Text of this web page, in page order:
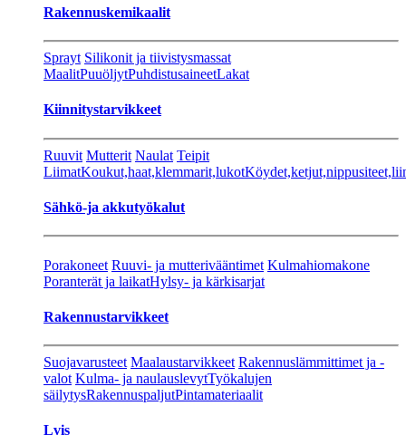
Rakennuskemikaalit
Sprayt Silikonit ja tiivistysmassat
MaalitPuuöljytPuhdistusaineetLakat
Kiinnitystarvikkeet
Ruuvit Mutterit Naulat Teipit
LiimatKoukut,haat,klemmarit,lukot
Sähkö-ja akkutyökalut
Porakoneet Ruuvi- ja mutterivääntimet Kulmahiomakone
Poranterät ja laikatHylsy- ja kärkisarjat
Rakennustarvikkeet
Suojavarusteet Maalaustarvikkeet Rakennuslämmittimet ja -
valot Kulma- ja naulauslevytTyökalujen
säilytysRakennuspaljutPintamateriaalit
Lvis